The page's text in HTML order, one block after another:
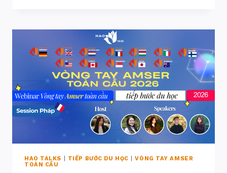
TIẾP
BƯỚC
DU
HỌC
2026
HAO TALKS TIẾP BƯỚC DU HỌC |VÒNG TAY AMSER
TOÀN CẦU